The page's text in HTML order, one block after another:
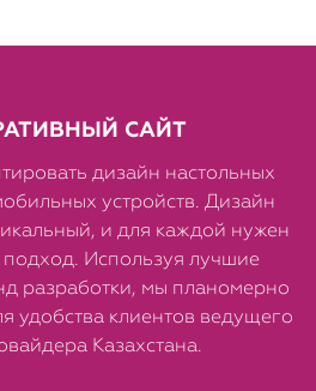
САЙТ
дизайн настольных
устройств. Дизайн
и для каждой нужен
Используя лучшие
разработки, мы планомерно
удобства клиентов ведущего
Казахстана.